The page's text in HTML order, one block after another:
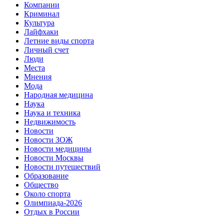
Компании
Криминал
Культура
Лайфхаки
Летние виды спорта
Личный счет
Люди
Места
Мнения
Мода
Народная медицина
Наука
Наука и техника
Недвижимость
Новости
Новости ЗОЖ
Новости медицины
Новости Москвы
Новости путешествий
Образование
Общество
Около спорта
Олимпиада-2026
Отдых в России